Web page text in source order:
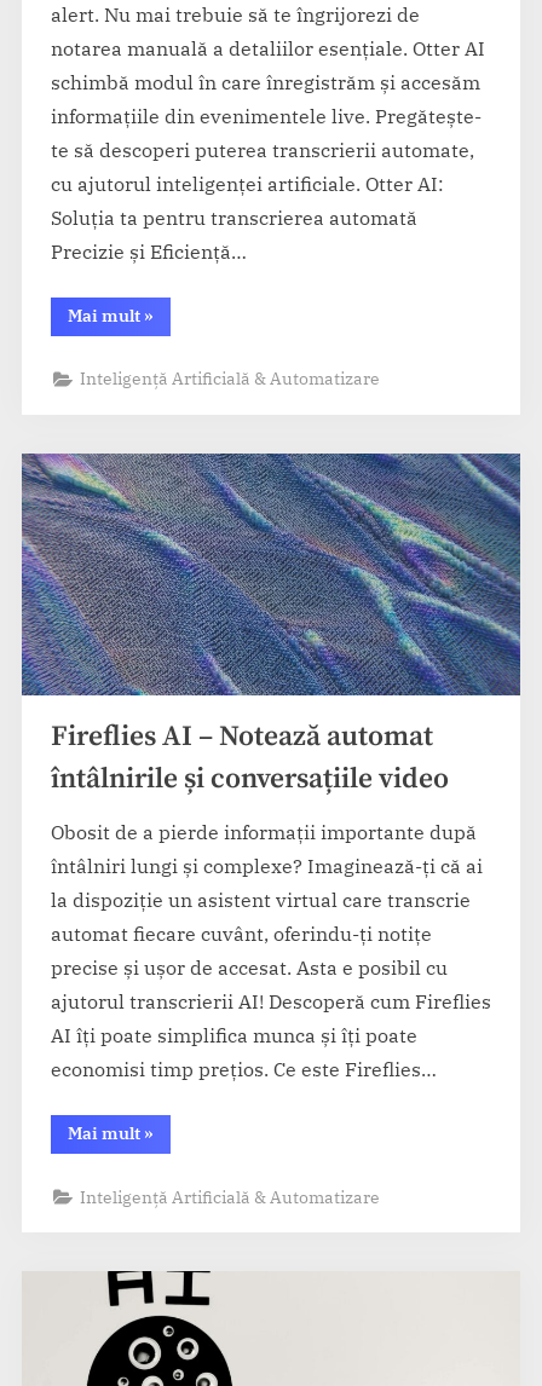
alert. Nu mai trebuie să te îngrijorezi de
notarea manuală a detaliilor esențiale. Otter AI
schimbă modul în care înregistrăm și accesăm
informațiile din evenimentele live. Pregătește-
te să descoperi puterea transcrierii automate,
cu ajutorul inteligenței artificiale. Otter AI:
Soluția ta pentru transcrierea automată
Precizie și Eficiență…
Mai mult“Otter
AI
perfectă
live”
»
Inteligență Artificială & Automatizare
Fireflies AI – Notează automat
întâlnirile și conversațiile video
Obosit de a pierde informații importante după
întâlniri lungi și complexe? Imaginează-ți că ai
la dispoziție un asistent virtual care transcrie
automat fiecare cuvânt, oferindu-ți notițe
precise și ușor de accesat. Asta e posibil cu
ajutorul transcrierii AI! Descoperă cum Fireflies
AI îți poate simplifica munca și îți poate
economisi timp prețios. Ce este Fireflies…
Mai mult“Fireflies
AI
automat
video”
»
Inteligență Artificială & Automatizare